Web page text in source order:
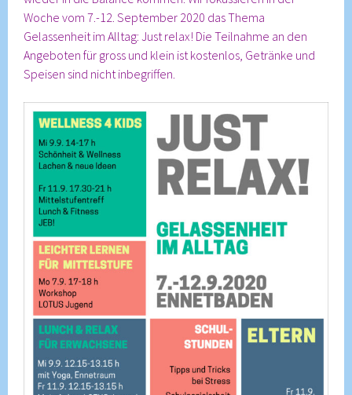
Woche vom 7.-12. September 2020 das Thema
Gelassenheit im Alltag: Just relax! Die Teilnahme an den
Angeboten für gross und klein ist kostenlos, Getränke und
Speisen sind nicht inbegriffen.